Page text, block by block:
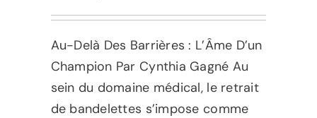
Au-Delà Des Barrières : L’Âme D’un
Champion Par Cynthia Gagné Au
sein du domaine médical, le retrait
de bandelettes s’impose comme